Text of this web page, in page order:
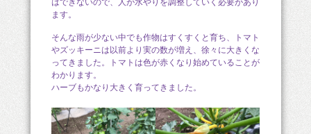
はできないので、人が水やりを調整していく必要があり
ます。
そんな雨が少ない中でも作物はすくすくと育ち、トマト
やズッキーニは以前より実の数が増え、徐々に大きくな
ってきました。トマトは色が赤くなり始めていることが
わかります。
ハーブもかなり大きく育ってきました。